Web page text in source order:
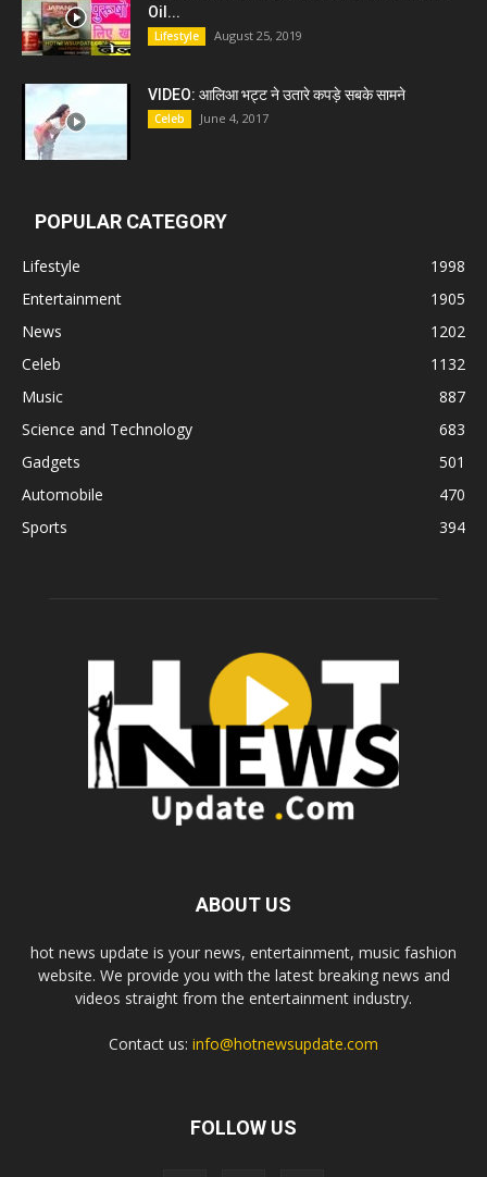
Oil...
Lifestyle August 25, 2019
VIDEO: आलिआ भट्ट ने उतारे कपड़े सबके सामने
Celeb June 4, 2017
POPULAR CATEGORY
Lifestyle
1998
Entertainment
1905
News
1202
Celeb
1132
Music
887
Science and Technology
683
Gadgets
501
Automobile
470
Sports
394
ABOUT US
hot news update is your news, entertainment, music fashion
website. We provide you with the latest breaking news and
videos straight from the entertainment industry.
Contact us: info@hotnewsupdate.com
FOLLOW US